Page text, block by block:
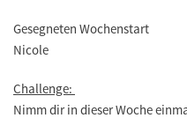
Gesegneten Wochenstart
Nicole
Challenge:
Nimm dir in dieser Woche